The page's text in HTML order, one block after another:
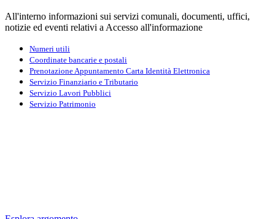
All'interno informazioni sui servizi comunali, documenti, uffici,
notizie ed eventi relativi a Accesso all'informazione
Numeri utili
Coordinate bancarie e postali
Prenotazione Appuntamento Carta Identità Elettronica
Servizio Finanziario e Tributario
Servizio Lavori Pubblici
Servizio Patrimonio